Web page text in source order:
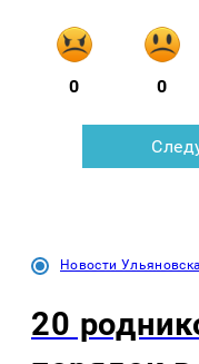
0 0
Новости
20